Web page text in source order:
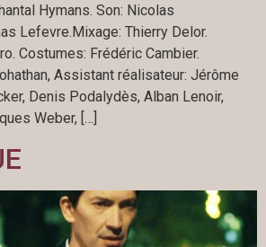
Hymans. Son: Nicolas
Lefevre.Mixage: Thierry Delor.
Costumes: Frédéric Cambier.
Assistant réalisateur: Jérôme
Denis Podalydès, Alban Lenoir,
Weber, […]